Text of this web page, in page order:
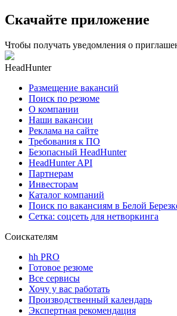
Скачайте приложение
Чтобы получать уведомления о
HeadHunter
Размещение вакансий
Поиск по резюме
О компании
Наши вакансии
Реклама на сайте
Требования к ПО
Безопасный HeadHunter
HeadHunter API
Партнерам
Инвесторам
Каталог компаний
Поиск по вакансиям в Белой
Сетка: соцсеть для нетворкинга
Соискателям
hh PRO
Готовое резюме
Все сервисы
Хочу у вас работать
Производственный календарь
Экспертная рекомендация